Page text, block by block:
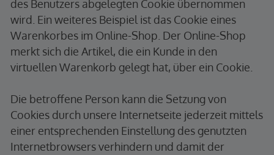
des Benutzers abgelegten Cookie übernommen
wird. Ein weiteres Beispiel ist das Cookie eines
Warenkorbes im Online-Shop. Der Online-Shop
merkt sich die Artikel, die ein Kunde in den
virtuellen Warenkorb gelegt hat, über ein Cookie.
Die betroffene Person kann die Setzung von
Cookies durch unsere Internetseite jederzeit mittels
einer entsprechenden Einstellung des genutzten
Internetbrowsers verhindern und damit der